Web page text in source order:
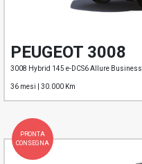
PEUGEOT 3008
3008 Hybrid 145 e-DCS6 Allure Business
36 mesi | 30.000 Km
PRONTA
CONSEGNA